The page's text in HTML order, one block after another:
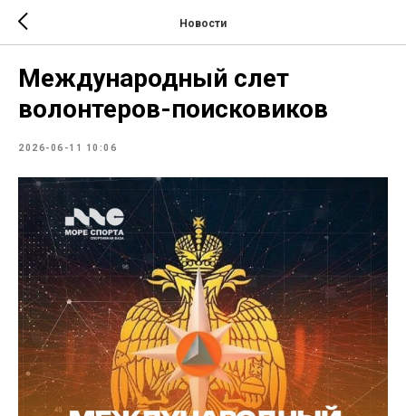
Новости
Международный слет
волонтеров-поисковиков
2026-06-11 10:06